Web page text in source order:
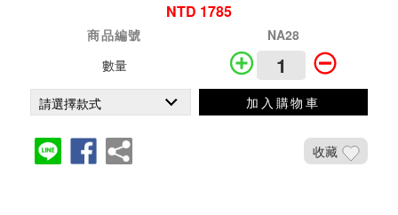
NTD 1785
商品編號
NA28
數量
加入購物車
收藏